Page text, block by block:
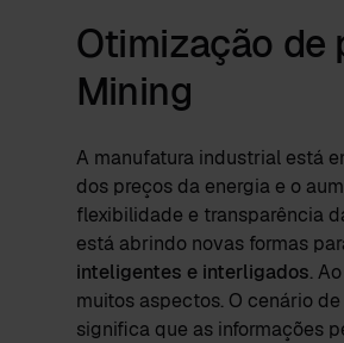
Otimização de
Mining
A manufatura industrial está
dos preços da energia e o
flexibilidade e transparência
está abrindo novas formas
inteligentes e interligados.
muitos aspectos. O cenário
significa que as informações